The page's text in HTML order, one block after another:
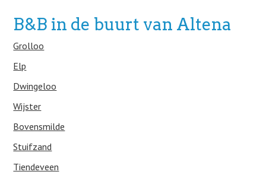
B&B in de buurt van Altena
Grolloo
Elp
Dwingeloo
Wijster
Bovensmilde
Stuifzand
Tiendeveen